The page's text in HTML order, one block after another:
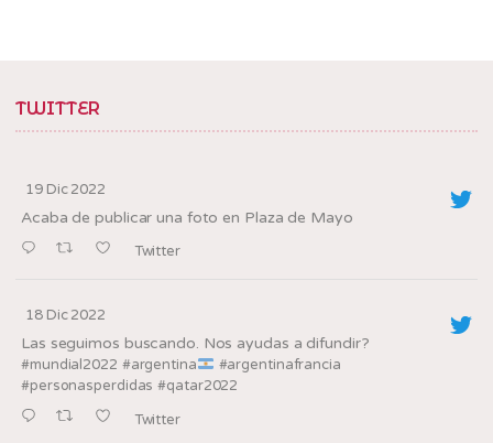
TWITTER
19 Dic 2022
Acaba de publicar una foto en Plaza de Mayo
Twitter
18 Dic 2022
Las seguimos buscando. Nos ayudas a difundir?
#mundial2022 #argentina
#argentinafrancia
#personasperdidas #qatar2022
Twitter